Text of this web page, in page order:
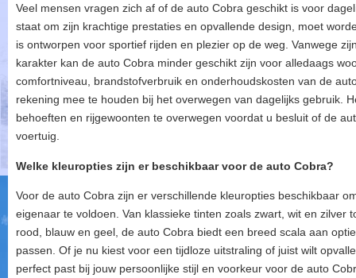
Veel mensen vragen zich af of de auto Cobra geschikt is voor
staat om zijn krachtige prestaties en opvallende design, moet
is ontworpen voor sportief rijden en plezier op de weg. Vanwege
karakter kan de auto Cobra minder geschikt zijn voor alledaags
comfortniveau, brandstofverbruik en onderhoudskosten van de
rekening mee te houden bij het overwegen van dagelijks gebruik.
behoeften en rijgewoonten te overwegen voordat u besluit of de
voertuig.
Welke kleuropties zijn er beschikbaar voor de auto Cobra?
Voor de auto Cobra zijn er verschillende kleuropties beschikbaar
eigenaar te voldoen. Van klassieke tinten zoals zwart, wit en zilver
rood, blauw en geel, de auto Cobra biedt een breed scala aan
passen. Of je nu kiest voor een tijdloze uitstraling of juist wilt
perfect past bij jouw persoonlijke stijl en voorkeur voor de auto